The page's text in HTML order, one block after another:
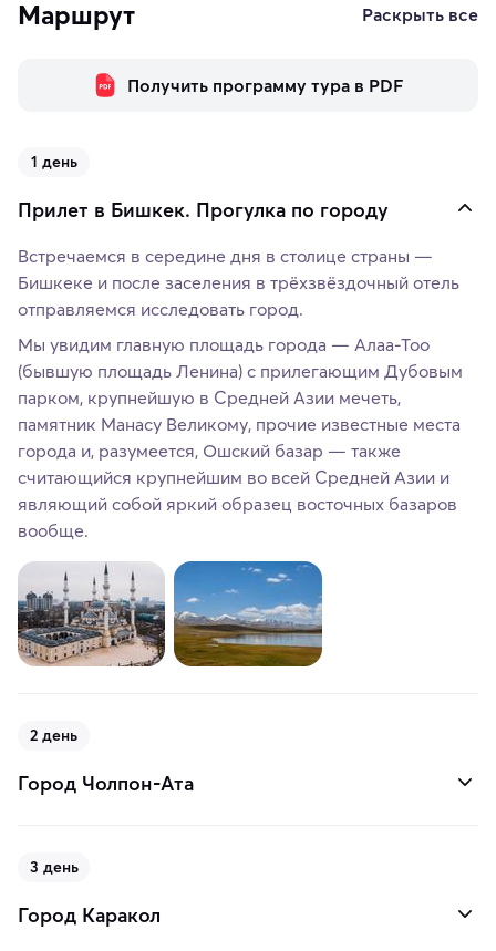
Маршрут Раскрыть все
Получить программу тура в PDF
1 день
Прилет в Бишкек. Прогулка по городу
Встречаемся в середине дня в столице страны —
Бишкеке и после заселения в трёхзвёздочный отель
отправляемся исследовать город.
Мы увидим главную площадь города — Алаа-Тоо
(бывшую площадь Ленина) с прилегающим Дубовым
парком, крупнейшую в Средней Азии мечеть,
памятник Манасу Великому, прочие известные места
города и, разумеется, Ошский базар — также
считающийся крупнейшим во всей Средней Азии и
являющий собой яркий образец восточных базаров
вообще.
2 день
Город Чолпон-Ата
3 день
Город Каракол